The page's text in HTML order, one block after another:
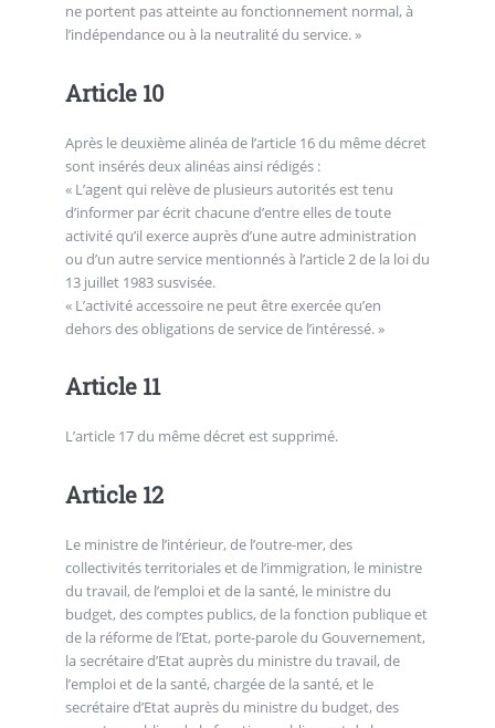
ne portent pas atteinte au fonctionnement normal, à
l’indépendance ou à la neutralité du service. »
Article 10
Après le deuxième alinéa de l’article 16 du même décret
sont insérés deux alinéas ainsi rédigés :
« L’agent qui relève de plusieurs autorités est tenu
d’informer par écrit chacune d’entre elles de toute
activité qu’il exerce auprès d’une autre administration
ou d’un autre service mentionnés à l’article 2 de la loi du
13 juillet 1983 susvisée.
« L’activité accessoire ne peut être exercée qu’en
dehors des obligations de service de l’intéressé. »
Article 11
L’article 17 du même décret est supprimé.
Article 12
Le ministre de l’intérieur, de l’outre-mer, des
collectivités territoriales et de l’immigration, le ministre
du travail, de l’emploi et de la santé, le ministre du
budget, des comptes publics, de la fonction publique et
de la réforme de l’Etat, porte-parole du Gouvernement,
la secrétaire d’Etat auprès du ministre du travail, de
l’emploi et de la santé, chargée de la santé, et le
secrétaire d’Etat auprès du ministre du budget, des